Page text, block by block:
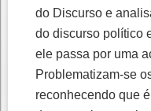
do Discurso e
do discurso político
ele passa por uma
Problematizam-se
reconhecendo que